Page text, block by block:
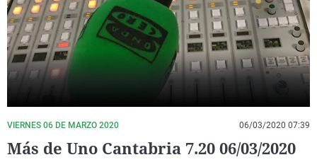
La rosa de los vientos
Gente viajera
Como el perro y el
Caso
Retornados
Equipo de
Operación Viuda
Extremadura
Galicia
La Rioja
Navarra
País Vasco
Virales
Televisión
Elecciones
VIERNES 06 DE MARZO 2020 06/03/2020 07:39
Más de Uno Cantabria 7.20 06/03/2020